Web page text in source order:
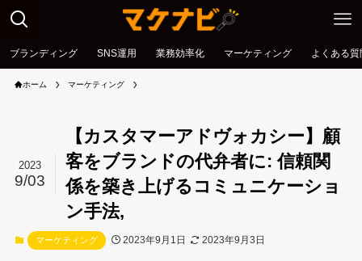
ブランディング SNS運用 業務効率化 マーケティング よくある質
ホーム マーケティング
【カスタマーアドヴォカシー】顧
客をブランドの代弁者に: 信頼関
係を築き上げるコミュニケーショ
ン手法,
2023
9/03
マーケティング 2023年9月1日 2023年9月3日